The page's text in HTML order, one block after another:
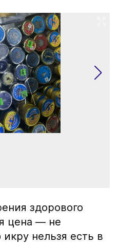
здорового
цена — не
нельзя есть в